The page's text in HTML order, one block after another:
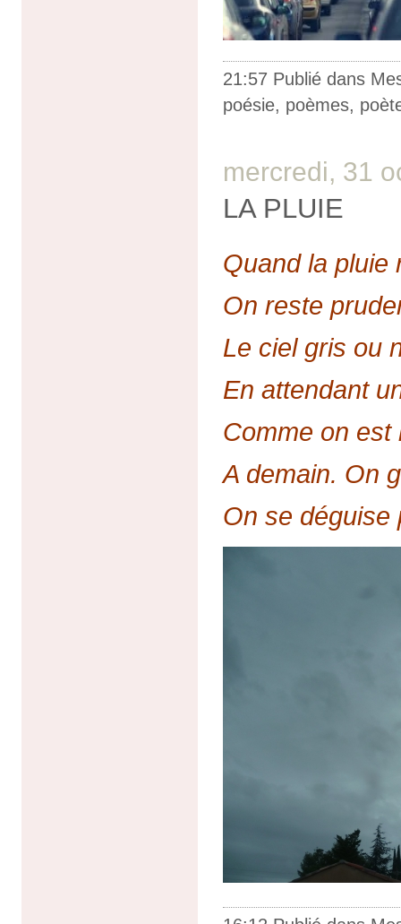
21:57 Publié dans
poésie, poèmes,
mercredi, 31
LA PLUIE
Quand la pluie
On reste
Le ciel gris ou
En attendant
Comme on est
A demain. On
On se déguise